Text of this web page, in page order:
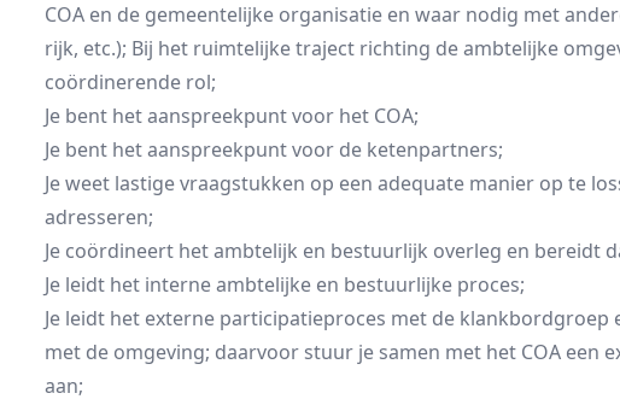
COA en de gemeentelijke organisatie en waar nodig met
rijk, etc.); Bij het ruimtelijke traject richting de ambtelijke
coördinerende rol;
Je bent het aanspreekpunt voor het COA;
Je bent het aanspreekpunt voor de ketenpartners;
Je weet lastige vraagstukken op een adequate manier op te
adresseren;
Je coördineert het ambtelijk en bestuurlijk overleg en bereidt
Je leidt het interne ambtelijke en bestuurlijke proces;
Je leidt het externe participatieproces met de klankbordgroep
met de omgeving; daarvoor stuur je samen met het COA een
aan;